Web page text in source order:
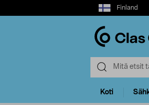
Select
market
Finland
Koti